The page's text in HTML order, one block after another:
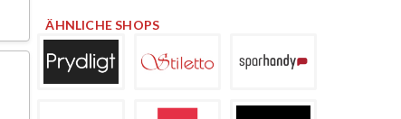
ÄHNLICHE SHOPS